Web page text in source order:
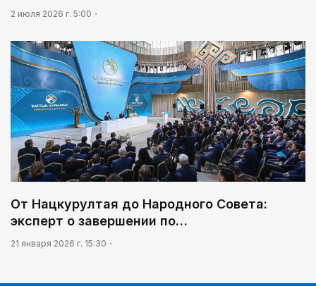
2 июля 2026 г. 5:00
От Нацкурултая до Народного Совета:
эксперт о завершении по…
21 января 2026 г. 15:30